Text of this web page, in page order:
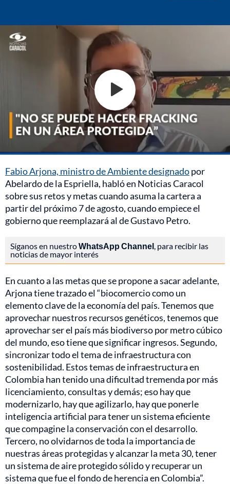
Fabio Arjona, ministro de Ambiente designadopor
Abelardo de la Espriella, habló en Noticias Caracol
sobre sus retos y metas cuando asuma la cartera a
partir del próximo 7 de agosto, cuando empiece el
gobierno que reemplazará al de Gustavo Petro.
Síganos en nuestroWhatsApp Channel , para recibir las
noticias de mayor interés
En cuanto a las metas que se propone a sacar adelante,
Arjona tiene trazado el “biocomercio como un
elemento clave de la economía del país. Tenemos que
aprovechar nuestros recursos genéticos, tenemos que
aprovechar ser el país más biodiverso por metro cúbico
del mundo, eso tiene que significar ingresos. Segundo,
sincronizar todo el tema de infraestructura con
sostenibilidad. Estos temas de infraestructura en
Colombia han tenido una dificultad tremenda por más
licenciamiento, consultas y demás; eso hay que
modernizarlo, hay que agilizarlo, hay que ponerle
inteligencia artificial para tener un sistema eficiente
que compagine la conservación con el desarrollo.
Tercero, no olvidarnos de toda la importancia de
nuestras áreas protegidas y alcanzar la meta 30, tener
un sistema de aire protegido sólido y recuperar un
sistema que fue el fondo de herencia en Colombia”.